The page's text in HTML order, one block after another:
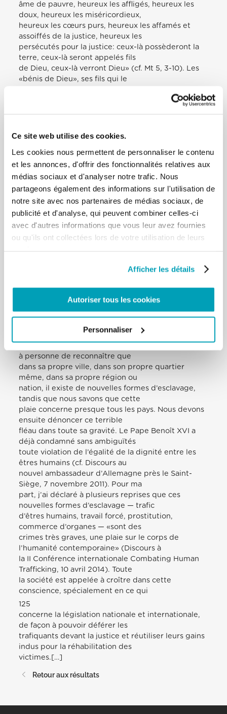
Ce site web utilise des cookies.
Les cookies nous permettent de personnaliser le contenu
et les annonces, d'offrir des fonctionnalités relatives aux
médias sociaux et d'analyser notre trafic. Nous
partageons également des informations sur l'utilisation de
notre site avec nos partenaires de médias sociaux, de
publicité et d'analyse, qui peuvent combiner celles-ci
avec d'autres informations que vous leur avez fournies
ou qu'ils ont collectées lors de votre utilisation de leurs
Afficher les détails
Autoriser tous les cookies
Personnaliser
âme de pauvre, heureux les affligés, heureux les
doux, heureux les miséricordieux,
heureux les cœurs purs, heureux les affamés et
assoiffés de la justice, heureux les
persécutés pour la justice: ceux-là possèderont la
terre, ceux-là seront appelés fils
de Dieu, ceux-là verront Dieu» (cf. Mt 5, 3-10). Les
«bénis de Dieu», ses fils qui le
c’est à moi que vous l’avez fait», dit le Seigneur (cf.
Et aujourd’hui, parmi ces frères les plus indigents, il
y a ceux qui pâtissent de la
tragédie des formes modernes d’esclavage, du
travail forcé, du travail esclave, de
la prostitution, du trafic d’organes, de la drogue.
[…] Malheureusement, dans un système
économique mondial dominé par le profit,
se sont développées de nouvelles formes
combattre. Avant toute chose, nous devons
davantage faire prendre conscience de
veut occulter parce qu’il est
à personne de reconnaître que
dans sa propre ville, dans son propre quartier
même, dans sa propre région ou
nation, il existe de nouvelles formes d’esclavage,
tandis que nous savons que cette
plaie concerne presque tous les pays. Nous devons
ensuite dénoncer ce terrible
fléau dans toute sa gravité. Le Pape Benoît XVI a
déjà condamné sans ambiguïtés
toute violation de l’égalité de la dignité entre les
êtres humains (cf. Discours au
nouvel ambassadeur d’Allemagne près le Saint-
Siège, 7 novembre 2011). Pour ma
part, j’ai déclaré à plusieurs reprises que ces
nouvelles formes d’esclavage — trafic
d’êtres humains, travail forcé, prostitution,
commerce d’organes — «sont des
crimes très graves, une plaie sur le corps de
l’humanité contemporaine» (Discours à
la II Conférence internationale Combating Human
Trafficking, 10 avril 2014). Toute
la société est appelée à croître dans cette
conscience, spécialement en ce qui
125
concerne la législation nationale et internationale,
de façon à pouvoir déférer les
trafiquants devant la justice et réutiliser leurs gains
indus pour la réhabilitation des
victimes.[…]
Retour aux résultats